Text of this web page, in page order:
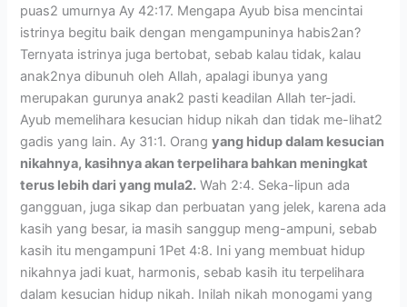
puas2 umurnya Ay 42:17. Mengapa Ayub bisa mencintai
istrinya begitu baik dengan mengampuninya habis2an?
Ternyata istrinya juga bertobat, sebab kalau tidak, kalau
anak2nya dibunuh oleh Allah, apalagi ibunya yang
merupakan gurunya anak2 pasti keadilan Allah ter-jadi.
Ayub memelihara kesucian hidup nikah dan tidak me-lihat2
gadis yang lain. Ay 31:1. Orangyang hidup dalam kesucian
nikahnya, kasihnya akan terpelihara bahkan meningkat
terus lebih dari yang mula2. Wah 2:4. Seka-lipun ada
gangguan, juga sikap dan perbuatan yang jelek, karena ada
kasih yang besar, ia masih sanggup meng-ampuni, sebab
kasih itu mengampuni 1Pet 4:8. Ini yang membuat hidup
nikahnya jadi kuat, harmonis, sebab kasih itu terpelihara
dalam kesucian hidup nikah. Inilah nikah monogami yang